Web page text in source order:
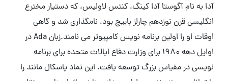
آدا به نام آگوستا آدا کینگ، کنتس لاولیس، که دستیار مخترع
انگلیسی قرن نوزدهم چارلز بابیج بود، نامگذاری شد و گاهی
اوقات او را اولین برنامه نویس کامپیوتر می نامند.زبان Ada در
اوایل دهه 1980 برای وزارت دفاع ایالات متحده برای برنامه
نویسی در مقیاس بزرگ توسعه یافت. این نماد پاسکال مانند را